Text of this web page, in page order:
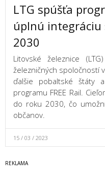
LTG spúšťa
úplnú integráciu
2030
Litovské železnice
železničných spoločností
ďalšie pobaltské štáty
programu FREE Rail.
do roku 2030, čo
občanov.
15 / 03 / 2023